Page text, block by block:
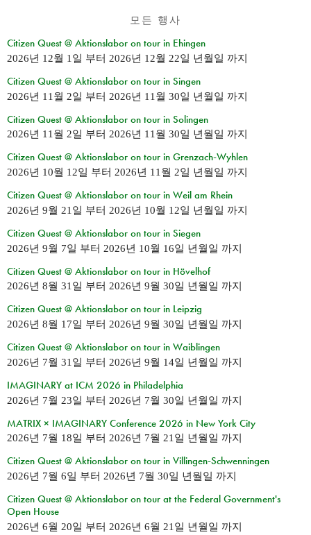
모든 행사
Citizen Quest @ Aktionslabor on tour in Ehingen
2026년 12월 1일 부터 2026년 12월 22일 년월일 까지
Citizen Quest @ Aktionslabor on tour in Singen
2026년 11월 2일 부터 2026년 11월 30일 년월일 까지
Citizen Quest @ Aktionslabor on tour in Solingen
2026년 11월 2일 부터 2026년 11월 30일 년월일 까지
Citizen Quest @ Aktionslabor on tour in Grenzach-Wyhlen
2026년 10월 12일 부터 2026년 11월 2일 년월일 까지
Citizen Quest @ Aktionslabor on tour in Weil am Rhein
2026년 9월 21일 부터 2026년 10월 12일 년월일 까지
Citizen Quest @ Aktionslabor on tour in Siegen
2026년 9월 7일 부터 2026년 10월 16일 년월일 까지
Citizen Quest @ Aktionslabor on tour in Hövelhof
2026년 8월 31일 부터 2026년 9월 30일 년월일 까지
Citizen Quest @ Aktionslabor on tour in Leipzig
2026년 8월 17일 부터 2026년 9월 30일 년월일 까지
Citizen Quest @ Aktionslabor on tour in Waiblingen
2026년 7월 31일 부터 2026년 9월 14일 년월일 까지
IMAGINARY at ICM 2026 in Philadelphia
2026년 7월 23일 부터 2026년 7월 30일 년월일 까지
MATRIX × IMAGINARY Conference 2026 in New York City
2026년 7월 18일 부터 2026년 7월 21일 년월일 까지
Citizen Quest @ Aktionslabor on tour in Villingen-Schwenningen
2026년 7월 6일 부터 2026년 7월 30일 년월일 까지
Citizen Quest @ Aktionslabor on tour at the Federal Government's
Open House
2026년 6월 20일 부터 2026년 6월 21일 년월일 까지